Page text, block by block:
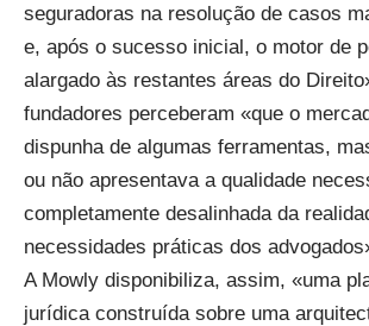
seguradoras na resolução de casos
e, após o sucesso inicial, o motor de
alargado às restantes áreas do
fundadores perceberam «que o
dispunha de algumas ferramentas,
ou não apresentava a qualidade
completamente desalinhada da
necessidades práticas dos
A Mowly disponibiliza, assim, «uma
jurídica construída sobre uma